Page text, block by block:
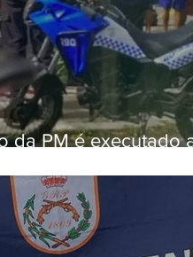
da PM é executado a